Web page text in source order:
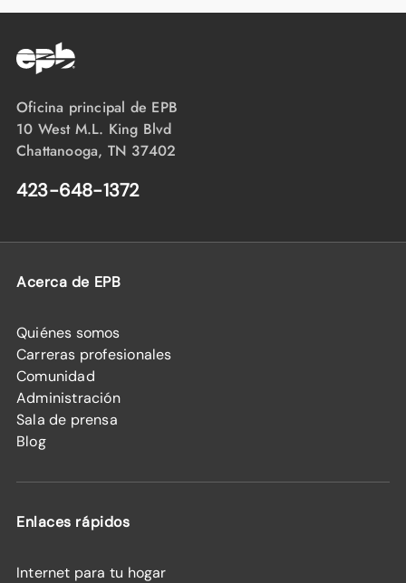
Oficina principal de EPB
10 West M.L. King Blvd
Chattanooga, TN 37402
423-648-1372
Acerca de EPB
Quiénes somos
Carreras profesionales
Comunidad
Administración
Sala de prensa
Blog
Enlaces rápidos
Internet para tu hogar